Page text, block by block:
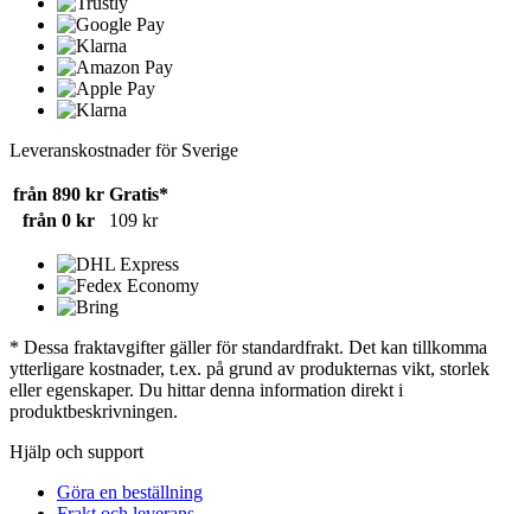
Leveranskostnader för Sverige
från 890 kr Gratis*
från 0 kr
109 kr
* Dessa fraktavgifter gäller för standardfrakt. Det kan tillkomma
ytterligare kostnader, t.ex. på grund av produkternas vikt, storlek
eller egenskaper. Du hittar denna information direkt i
produktbeskrivningen.
Hjälp och support
Göra en beställning